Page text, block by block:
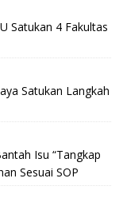
Satukan 4 Fakultas
Satukan Langkah
Isu “Tangkap
Sesuai SOP